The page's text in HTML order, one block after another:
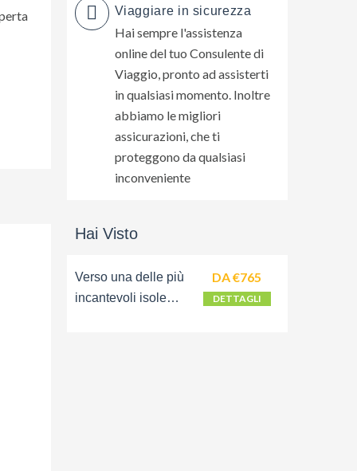
Viaggiare in sicurezza
Hai sempre l'assistenza
online del tuo Consulente di
Viaggio, pronto ad assisterti
in qualsiasi momento. Inoltre
abbiamo le migliori
assicurazioni, che ti
proteggono da qualsiasi
inconveniente
Hai Visto
Verso una delle più
incantevoli isole
DA €765
DETTAGLI